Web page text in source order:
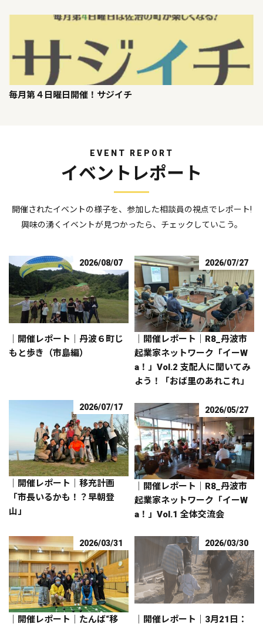
毎月第４日曜日開催！サジイチ
EVENT REPORT
イベントレポート
開催されたイベントの様子を、参加した相談員の視点でレポート!
興味の湧くイベントが見つかったら、チェックしていこう。
2026/08/07
｜開催レポート｜丹波６町じ
もと歩き（市島編）
2026/07/27
｜開催レポート｜R8_丹波市
起業家ネットワーク「イーW
a！」Vol.2 支配人に聞いてみ
よう！「おば里のあれこれ」
2026/07/17
｜開催レポート｜移充計画
「市長いるかも！？早朝登
山」
2026/05/27
｜開催レポート｜R8_丹波市
起業家ネットワーク「イーW
a！」Vol.1 全体交流会
2026/03/31
｜開催レポート｜たんば“移
2026/03/30
｜開催レポート｜3月21日：